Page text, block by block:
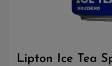
Lipton Ice Tea